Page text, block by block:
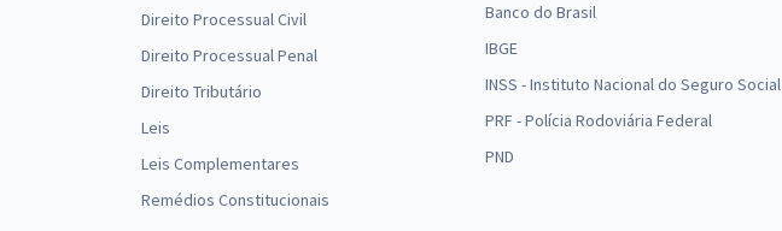
Direito Processual Civil
Direito Processual Penal
Direito Tributário
Leis
Leis Complementares
Remédios Constitucionais
Banco do Brasil
IBGE
INSS - Instituto Nacional do Seguro Social
PRF - Polícia Rodoviária Federal
PND